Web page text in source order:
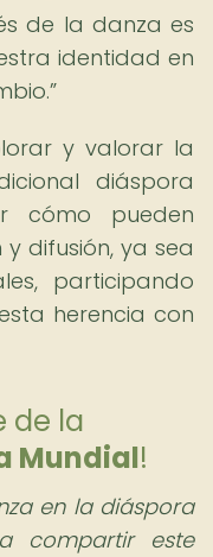
de la danza es
identidad en
y valorar la
diáspora
cómo pueden
difusión, ya sea
participando
herencia con
de la
Mundial!
en la diáspora
compartir este